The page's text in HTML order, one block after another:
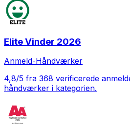
Elite Vinder 2026
Anmeld-Håndværker
4,8/5 fra 368 verificerede
håndværker i kategorien.